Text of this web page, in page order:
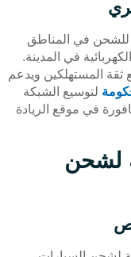
للشحن في المناطق
في المدينة.
المستهلكين ويدعم
لتوسيع الشبكة
في موقع الريادة
لشحن